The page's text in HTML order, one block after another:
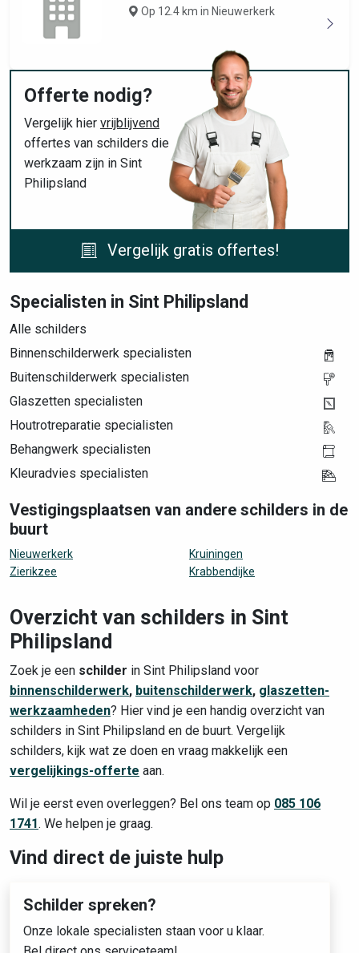
Op 12.4 km in Nieuwerkerk
Offerte nodig?
Vergelijk hier vrijblijvend
offertes van schilders die
werkzaam zijn in Sint
Philipsland
Vergelijk gratis offertes!
Specialisten in Sint Philipsland
Alle schilders
Binnenschilderwerk specialisten
Buitenschilderwerk specialisten
Glaszetten specialisten
Houtrotreparatie specialisten
Behangwerk specialisten
Kleuradvies specialisten
Vestigingsplaatsen van andere schilders in de
buurt
Nieuwerkerk
Zierikzee
Kruiningen
Krabbendijke
Overzicht van schilders in Sint
Philipsland
Zoek je een schilder in Sint Philipsland voor
binnenschilderwerk, buitenschilderwerk, glaszetten-
werkzaamheden? Hier vind je een handig overzicht van
schilders in Sint Philipsland en de buurt. Vergelijk
schilders, kijk wat ze doen en vraag makkelijk een
vergelijkings-offerte aan.
Wil je eerst even overleggen? Bel ons team op 085 106
1741. We helpen je graag.
Vind direct de juiste hulp
Schilder spreken?
Onze lokale specialisten staan voor u klaar.